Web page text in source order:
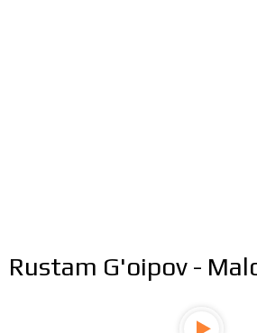
Rustam G'oipov -